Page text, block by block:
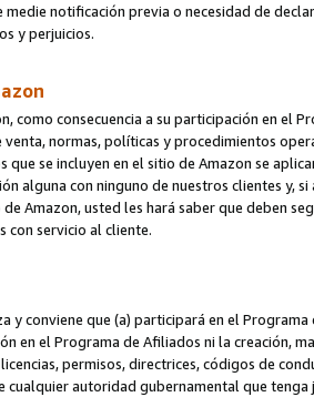
medie notificación previa o necesidad de
y perjuicios.
como consecuencia a su participación en el
venta, normas, políticas y procedimientos
que se incluyen en el sitio de Amazon se
alguna con ninguno de nuestros clientes y,
Amazon, usted les hará saber que deben
con servicio al cliente.
y conviene que (a) participará en el
en el Programa de Afiliados ni la creación,
permisos, directrices, códigos de
cualquier autoridad gubernamental que